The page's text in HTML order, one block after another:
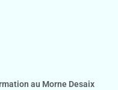
au Morne Desaix